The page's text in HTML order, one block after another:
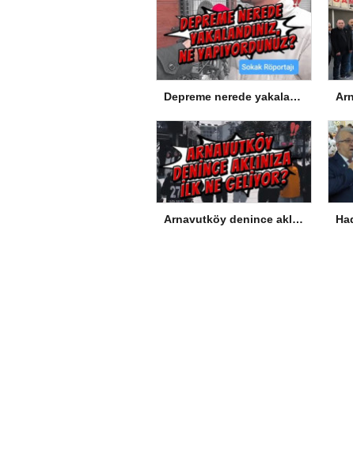
Depreme nerede yakalandınız, ne yapıyordunuz?
Arnavutköy denince aklınıza ilk ne geliyor?